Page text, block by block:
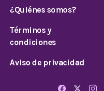
¿Quiénes somos?
Términos y
condiciones
Aviso de privacidad